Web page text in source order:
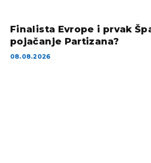
Finalista Evrope i prvak
pojačanje Partizana?
08.08.2026